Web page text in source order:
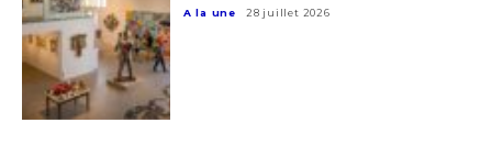
Prénom
Statut / Organisation
Adresse email*
Nom
A la une 28 juillet 2026